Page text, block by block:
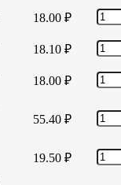
18.00 ₽
18.10 ₽
18.00 ₽
55.40 ₽
19.50 ₽